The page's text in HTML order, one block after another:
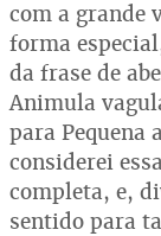
com a grande
forma
da frase de
Animula
para Pequena
considerei
completa, e,
sentido para